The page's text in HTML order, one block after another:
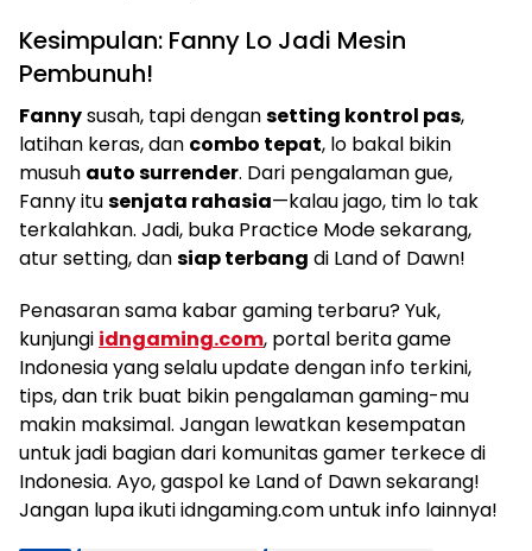
Kesimpulan: Fanny Lo Jadi Mesin
Pembunuh!
Fannysusah, tapi dengansetting kontrol pas,
latihan keras, dan combo tepat, lo bakal bikin
musuh auto surrender. Dari pengalaman gue,
Fanny itusenjata rahasia—kalau jago, tim lo tak
terkalahkan. Jadi, buka Practice Mode sekarang,
atur setting, dansiap terbang di Land of Dawn!
Penasaran sama kabar gaming terbaru? Yuk,
kunjungi idngaming.com, portal berita game
Indonesia yang selalu update dengan info terkini,
tips, dan trik buat bikin pengalaman gaming-mu
makin maksimal. Jangan lewatkan kesempatan
untuk jadi bagian dari komunitas gamer terkece di
Indonesia. Ayo, gaspol ke Land of Dawn sekarang!
Jangan lupa ikuti idngaming.com untuk info lainnya!